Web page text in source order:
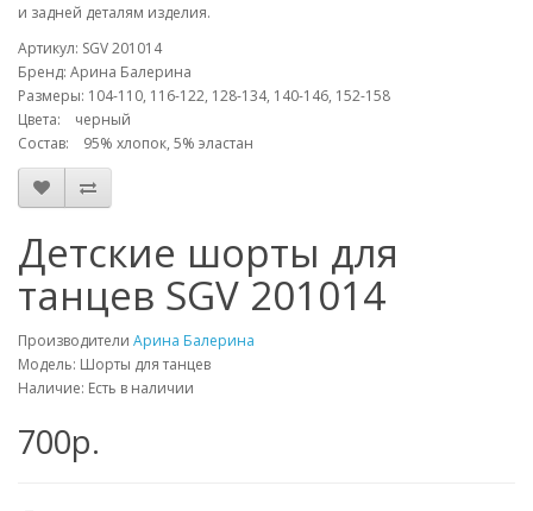
и задней деталям изделия.
Артикул: SGV 201014
Бренд: Арина Балерина
Размеры: 104-110, 116-122, 128-134, 140-146, 152-158
Цвета: черный
Состав: 95% хлопок, 5% эластан
Детские шорты для
танцев SGV 201014
Производители Арина Балерина
Модель: Шорты для танцев
Наличие: Есть в наличии
700р.